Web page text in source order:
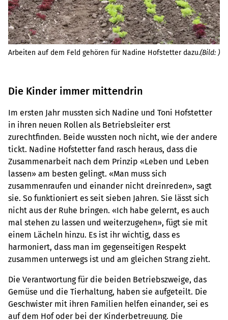
Arbeiten auf dem Feld gehören für Nadine Hofstetter dazu.(Bild: )
Die Kinder immer mittendrin
Im ersten Jahr mussten sich Nadine und Toni Hofstetter
in ihren neuen Rollen als Betriebsleiter erst
zurechtfinden. Beide wussten noch nicht, wie der andere
tickt. Nadine Hofstetter fand rasch heraus, dass die
Zusammenarbeit nach dem Prinzip «Leben und Leben
lassen» am besten gelingt. «Man muss sich
zusammenraufen und einander nicht dreinreden», sagt
sie. So funktioniert es seit sieben Jahren. Sie lässt sich
nicht aus der Ruhe bringen. «Ich habe gelernt, es auch
mal stehen zu lassen und weiterzugehen», fügt sie mit
einem Lächeln hinzu. Es ist ihr wichtig, dass es
harmoniert, dass man im gegenseitigen Respekt
zusammen unterwegs ist und am gleichen Strang zieht.
Die Verantwortung für die beiden Betriebszweige, das
Gemüse und die Tierhaltung, haben sie aufgeteilt. Die
Geschwister mit ihren Familien helfen einander, sei es
auf dem Hof oder bei der Kinderbetreuung. Die